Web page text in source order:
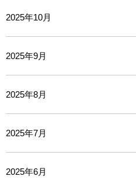
2025年10月
2025年9月
2025年8月
2025年7月
2025年6月